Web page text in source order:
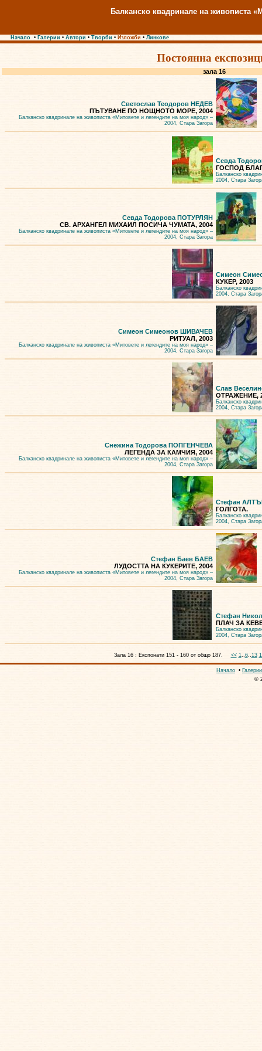
Балканско квадринале на живописта
Начало • Галерии • Автори • Творби • Изложби • Линкове
Постоянна
зала 16
Светослав Теодоров НЕДЕВ
ПЪТУВАНЕ ПО НОЩНОТО МОРЕ, 2004
Балканско квадринале на живописта «Митовете и легендите на моя народ» –
2004, Стара Загора
Севда
ГОСПОД
Балканско
2004, Стара
Севда Тодорова ПОТУРЛЯН
СВ. АРХАНГЕЛ МИХАИЛ ПОСИЧА ЧУМАТА, 2004
Балканско квадринале на живописта «Митовете и легендите на моя народ» –
2004, Стара Загора
Симеон
КУКЕР, 2003
Балканско
2004, Стара
Симеон Симеонов ШИВАЧЕВ
РИТУАЛ, 2003
Балканско квадринале на живописта «Митовете и легендите на моя народ» –
2004, Стара Загора
Слав
ОТРАЖЕНИЕ,
Балканско
2004, Стара
Снежина Тодорова ПОПГЕНЧЕВА
ЛЕГЕНДА ЗА КАМЧИЯ, 2004
Балканско квадринале на живописта «Митовете и легендите на моя народ» –
2004, Стара Загора
Стефан
ГОЛГОТА.
Балканско
2004, Стара
Стефан Баев БАЕВ
ЛУДОСТТА НА КУКЕРИТЕ, 2004
Балканско квадринале на живописта «Митовете и легендите на моя народ» –
2004, Стара Загора
Стефан
ПЛАЧ ЗА
Балканско
2004, Стара
Зала 16 : Експонати 151 - 160 от общо 187. << 1..6..13
Начало • Галерии
©